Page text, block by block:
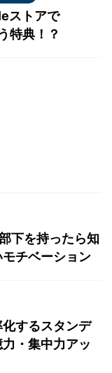
ストアで
特典！？
下を持ったら知
チベーション
するスタンデ
・集中力アッ